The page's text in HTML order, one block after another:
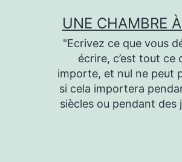
UNE CHAMBRE
"Ecrivez ce que vous
écrire, c’est tout ce
importe, et nul ne peut
si cela importera
siècles ou pendant des